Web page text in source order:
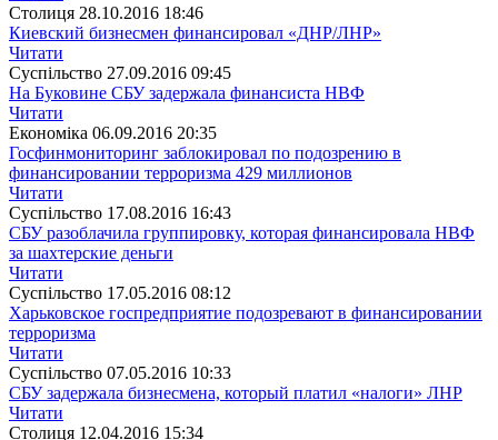
Столиця 28.10.2016 18:46
Киевский бизнесмен финансировал «ДНР/ЛНР»
Читати
Суспiльство 27.09.2016 09:45
На Буковине СБУ задержала финансиста НВФ
Читати
Економіка 06.09.2016 20:35
Госфинмониторинг заблокировал по подозрению в
финансировании терроризма 429 миллионов
Читати
Суспiльство 17.08.2016 16:43
СБУ разоблачила группировку, которая финансировала НВФ
за шахтерские деньги
Читати
Суспiльство 17.05.2016 08:12
Харьковское госпредприятие подозревают в финансировании
терроризма
Читати
Суспiльство 07.05.2016 10:33
СБУ задержала бизнесмена, который платил «налоги» ЛНР
Читати
Столиця 12.04.2016 15:34